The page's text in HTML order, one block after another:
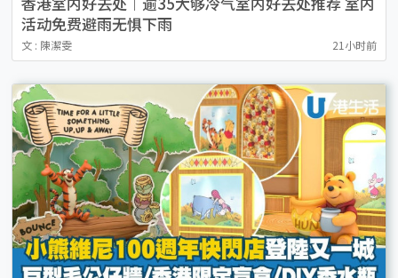
活动免费避雨无惧下雨
文 : 陳潔雯 21小时前